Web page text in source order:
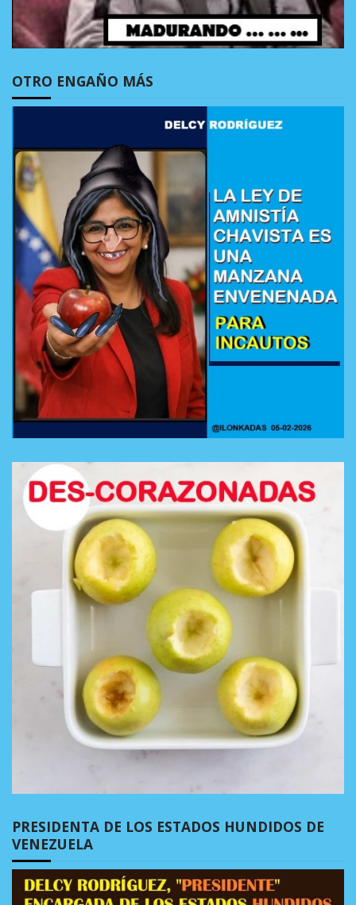
OTRO ENGAÑO MÁS
PRESIDENTA DE LOS ESTADOS HUNDIDOS DE
VENEZUELA